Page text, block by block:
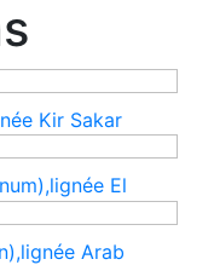
Kir Sakar
El
Arab